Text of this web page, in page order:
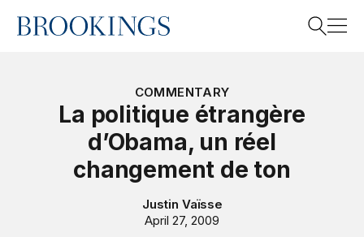
Home
COMMENTARY
La politique étrangère
d’Obama, un réel
changement de ton
Justin Vaïsse
April 27, 2009